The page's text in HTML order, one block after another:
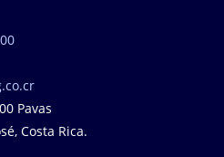
Pavas
Costa Rica.